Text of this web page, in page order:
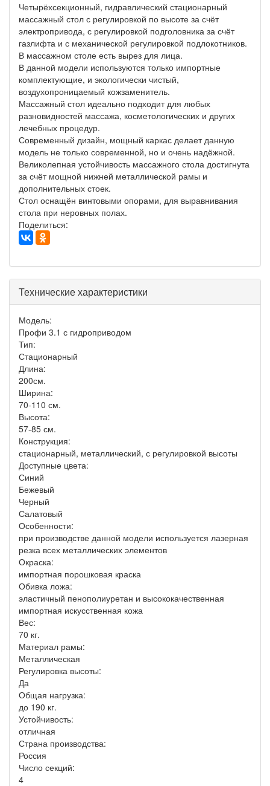
Четырёхсекционный, гидравлический стационарный
массажный стол с регулировкой по высоте за счёт
электропривода, с регулировкой подголовника за счёт
газлифта и с механической регулировкой подлокотников.
В массажном столе есть вырез для лица.
В данной модели используются только импортные
комплектующие, и экологически чистый,
воздухопроницаемый кожзаменитель.
Массажный стол идеально подходит для любых
разновидностей массажа, косметологических и других
лечебных процедур.
Современный дизайн, мощный каркас делает данную
модель не только современной, но и очень надёжной.
Великолепная устойчивость массажного стола достигнута
за счёт мощной нижней металлической рамы и
дополнительных стоек.
Стол оснащён винтовыми опорами, для выравнивания
стола при неровных полах.
Поделиться:
Технические характеристики
Модель:
Профи 3.1 с гидроприводом
Тип:
Стационарный
Длина:
200см.
Ширина:
70-110 см.
Высота:
57-85 см.
Конструкция:
стационарный, металлический, с регулировкой высоты
Доступные цвета:
Синий
Бежевый
Черный
Салатовый
Особенности:
при производстве данной модели используется лазерная
резка всех металлических элементов
Окраска:
импортная порошковая краска
Обивка ложа:
эластичный пенополиуретан и высококачественная
импортная искусственная кожа
Вес:
70 кг.
Материал рамы:
Металлическая
Регулировка высоты:
Да
Общая нагрузка:
до 190 кг.
Устойчивость:
отличная
Страна производства:
Россия
Число секций:
4